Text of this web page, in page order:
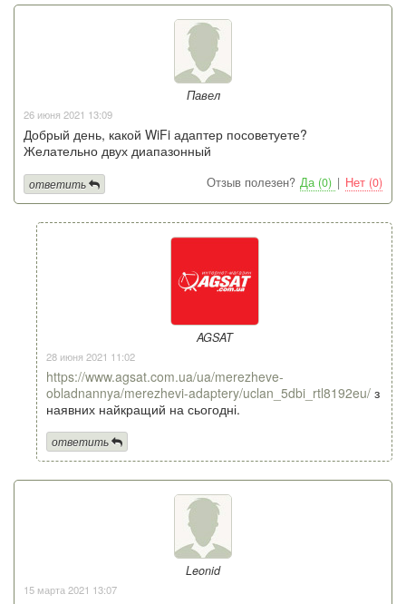
Павел
26 июня 2021 13:09
Добрый день, какой WiFi адаптер посоветуете?
Желательно двух диапазонный
Отзыв полезен? Да (0) | Нет (0)
ответить
AGSAT
28 июня 2021 11:02
https://www.agsat.com.ua/ua/merezheve-
obladnannya/merezhevi-adaptery/uclan_5dbi_rtl8192eu/ з
наявних найкращий на сьогодні.
ответить
Leonid
15 марта 2021 13:07